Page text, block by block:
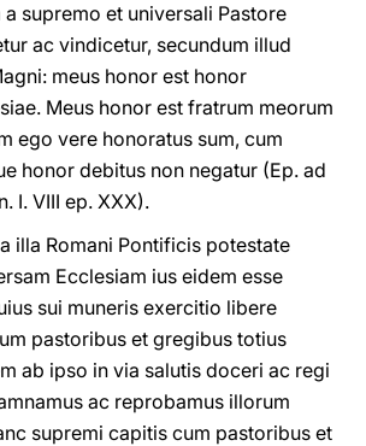
supremo et universali Pastore
ac vindicetur, secundum illud
meus honor est honor
Meus honor est fratrum meorum
ego vere honoratus sum, cum
honor debitus non negatur (Ep. ad
I. VIII ep. XXX).
illa Romani Pontificis potestate
Ecclesiam ius eidem esse
sui muneris exercitio libere
pastoribus et gregibus totius
ab ipso in via salutis doceri ac regi
ac reprobamus illorum
supremi capitis cum pastoribus et